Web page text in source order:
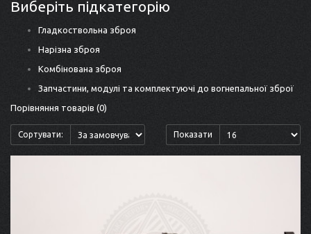
Виберіть підкатегорію
Гладкоствольна зброя
Нарізна зброя
Комбінована зброя
Запчастини, модулі та комплектуючі до вогнепальної зброї
Порівняння товарів (0)
Сортувати: Показати